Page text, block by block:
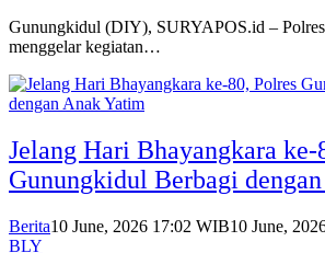
Gunungkidul (DIY), SURYAPOS.id –
menggelar kegiatan…
Jelang Hari Bhayangkara ke-
Gunungkidul Berbagi
Berita10 June, 2026 17:02 WIB10 June,
BLY